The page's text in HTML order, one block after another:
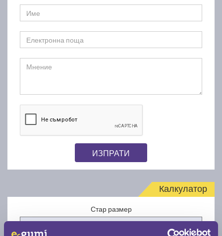
ИЗПРАТИ
Калкулатор
Стар размер